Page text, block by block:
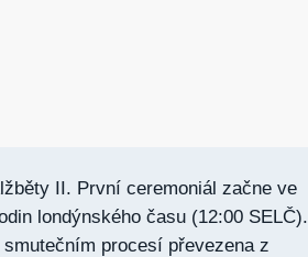
II. První ceremoniál začne ve
londýnského času (12:00 SELČ).
procesí převezena z